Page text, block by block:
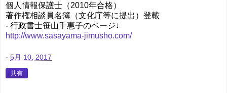
個人情報保護士（2010年合格）
著作権相談員名簿（文化庁等に提出）登載
- 行政書士笹山千惠子のページ↓
http://www.sasayama-jimusho.com/
- 5月 10, 2017
共有